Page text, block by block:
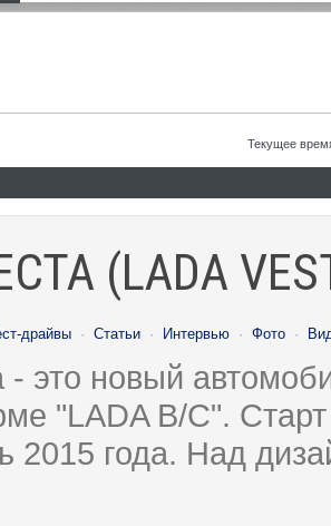
Текущее
(LADA
драйвы · Статьи · Интервью · Фото ·
- это новый
"LADA B/C".
2015 года. Над